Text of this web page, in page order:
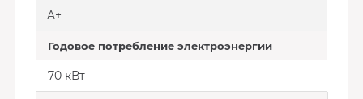
A+
Годовое потребление электроэнергии
70 кВт